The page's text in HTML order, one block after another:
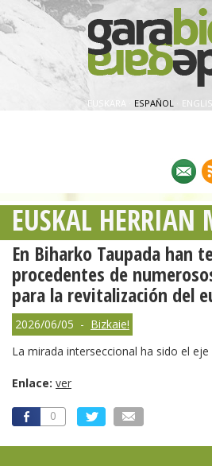
EUSKARA ESPAÑOL ·
EUSKAL HERRIAN
En Biharko Taupada han
procedentes de
para la revitalización del
2026/06/05 - Bizkaie!
La mirada interseccional ha sido el eje
Enlace: ver
0